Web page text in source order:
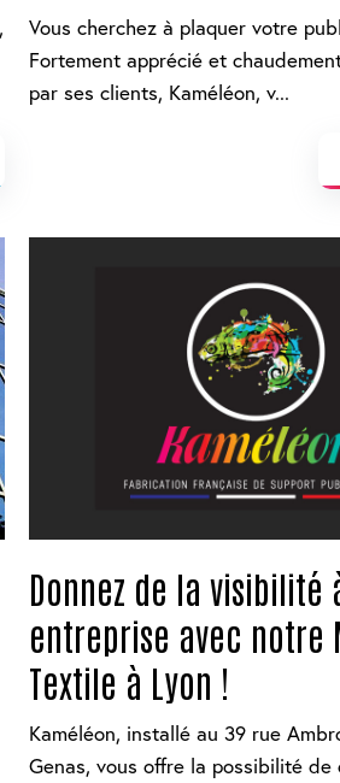
Vous cherchez à plaquer votre
Fortement apprécié et
par ses clients, Kaméléon, v...
Donnez de la visibilité
entreprise avec notre
Textile à Lyon !
Kaméléon, installé au 39 rue
Genas, vous offre la possibilité de